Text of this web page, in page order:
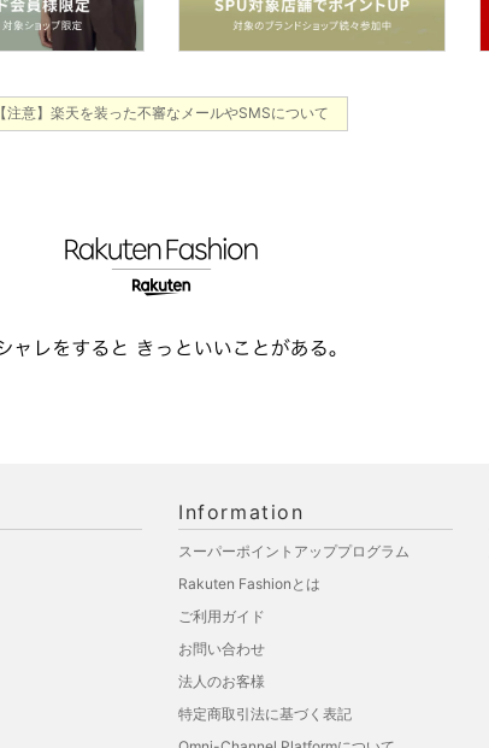
【注意】楽天を装った不審なメールやSMSについて
Information
スーパーポイントアッププログラム
Rakuten Fashionとは
ご利用ガイド
お問い合わせ
法人のお客様
特定商取引法に基づく表記